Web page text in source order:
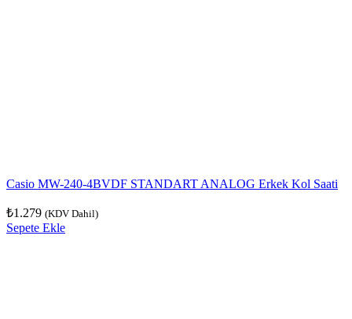
Casio MW-240-4BVDF STANDART ANALOG Erkek Kol Saati
₺1.279 (KDV Dahil)
Sepete Ekle